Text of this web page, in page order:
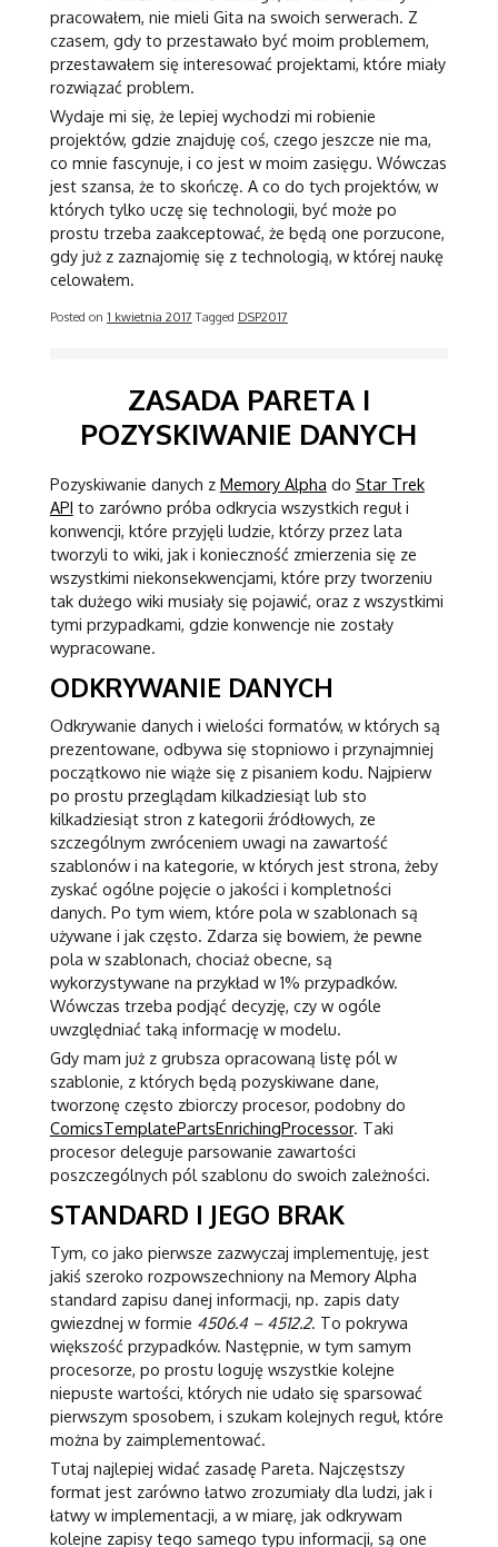
pracowałem, nie mieli Gita na swoich serwerach. Z
czasem, gdy to przestawało być moim problemem,
przestawałem się interesować projektami, które miały
rozwiązać problem.
Wydaje mi się, że lepiej wychodzi mi robienie
projektów, gdzie znajduję coś, czego jeszcze nie ma,
co mnie fascynuje, i co jest w moim zasięgu. Wówczas
jest szansa, że to skończę. A co do tych projektów, w
których tylko uczę się technologii, być może po
prostu trzeba zaakceptować, że będą one porzucone,
gdy już z zaznajomię się z technologią, w której naukę
celowałem.
Posted on 1 kwietnia 2017 Tagged DSP2017
ZASADA PARETA I
POZYSKIWANIE DANYCH
Pozyskiwanie danych z Memory Alpha do Star Trek
API to zarówno próba odkrycia wszystkich reguł i
konwencji, które przyjęli ludzie, którzy przez lata
tworzyli to wiki, jak i konieczność zmierzenia się ze
wszystkimi niekonsekwencjami, które przy tworzeniu
tak dużego wiki musiały się pojawić, oraz z wszystkimi
tymi przypadkami, gdzie konwencje nie zostały
wypracowane.
ODKRYWANIE DANYCH
Odkrywanie danych i wielości formatów, w których są
prezentowane, odbywa się stopniowo i przynajmniej
początkowo nie wiąże się z pisaniem kodu. Najpierw
po prostu przeglądam kilkadziesiąt lub sto
kilkadziesiąt stron z kategorii źródłowych, ze
szczególnym zwróceniem uwagi na zawartość
szablonów i na kategorie, w których jest strona, żeby
zyskać ogólne pojęcie o jakości i kompletności
danych. Po tym wiem, które pola w szablonach są
używane i jak często. Zdarza się bowiem, że pewne
pola w szablonach, chociaż obecne, są
wykorzystywane na przykład w 1% przypadków.
Wówczas trzeba podjąć decyzję, czy w ogóle
uwzględniać taką informację w modelu.
Gdy mam już z grubsza opracowaną listę pól w
szablonie, z których będą pozyskiwane dane,
tworzonę często zbiorczy procesor, podobny do
ComicsTemplatePartsEnrichingProcessor. Taki
procesor deleguje parsowanie zawartości
poszczególnych pól szablonu do swoich zależności.
STANDARD I JEGO BRAK
Tym, co jako pierwsze zazwyczaj implementuję, jest
jakiś szeroko rozpowszechniony na Memory Alpha
standard zapisu danej informacji, np. zapis daty
gwiezdnej w formie 4506.4 – 4512.2. To pokrywa
większość przypadków. Następnie, w tym samym
procesorze, po prostu loguję wszystkie kolejne
niepuste wartości, których nie udało się sparsować
pierwszym sposobem, i szukam kolejnych reguł, które
można by zaimplementować.
Tutaj najlepiej widać zasadę Pareta. Najczęstszy
format jest zarówno łatwo zrozumiały dla ludzi, jak i
łatwy w implementacji, a w miarę, jak odkrywam
kolejne zapisy tego samego typu informacji, są one